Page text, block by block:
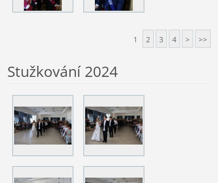
1 2 3 4 > >>
Stužkování 2024